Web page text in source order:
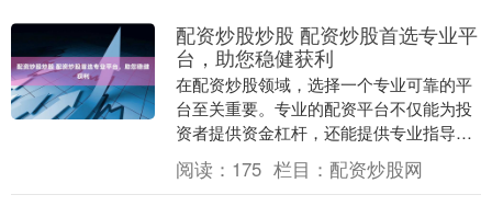
配资炒股炒股 配资炒股首选专业平
台，助您稳健获利
在配资炒股领域，选择一个专业可靠的平
台至关重要。专业的配资平台不仅能为投
资者提供资金杠杆，还能提供专业指导和
风险控制措施，帮助投资者稳健获利。 其
次，需要考察平....
阅读： 175 栏目： 配资炒股网